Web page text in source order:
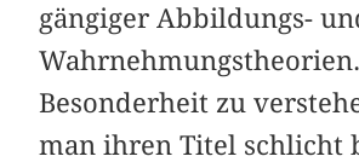
gängiger Abbildungs-
Besonderheit zu
man ihren Titel schlicht